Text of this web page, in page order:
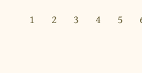
1 2 3 4 5